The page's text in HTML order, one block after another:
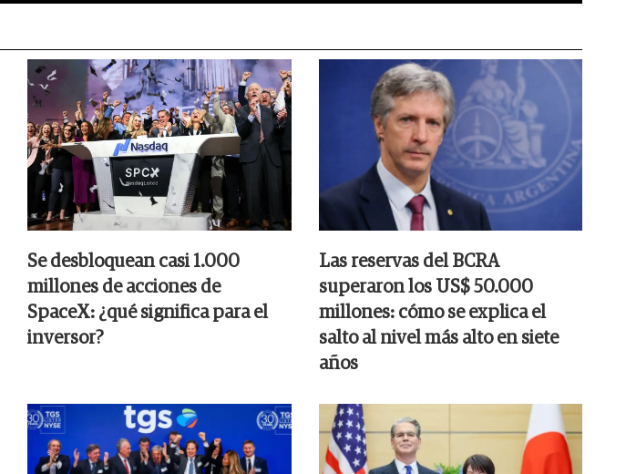
Se desbloquean casi 1.000
millones de acciones de
SpaceX: ¿qué significa para el
inversor?
Las reservas del BCRA
superaron los US$ 50.000
millones: cómo se explica el
salto al nivel más alto en siete
años